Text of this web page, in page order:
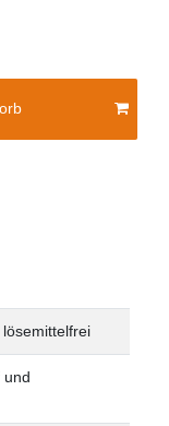
lösemittelfrei
und